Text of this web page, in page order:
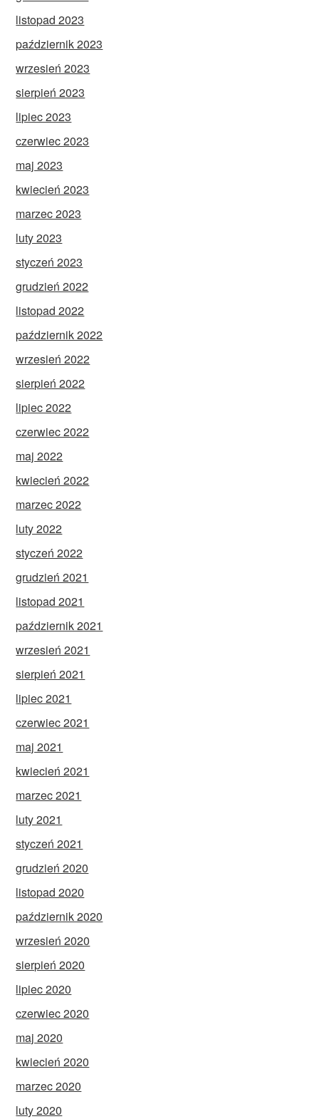
listopad 2023
październik 2023
wrzesień 2023
sierpień 2023
lipiec 2023
czerwiec 2023
maj 2023
kwiecień 2023
marzec 2023
luty 2023
styczeń 2023
grudzień 2022
listopad 2022
październik 2022
wrzesień 2022
sierpień 2022
lipiec 2022
czerwiec 2022
maj 2022
kwiecień 2022
marzec 2022
luty 2022
styczeń 2022
grudzień 2021
listopad 2021
październik 2021
wrzesień 2021
sierpień 2021
lipiec 2021
czerwiec 2021
maj 2021
kwiecień 2021
marzec 2021
luty 2021
styczeń 2021
grudzień 2020
listopad 2020
październik 2020
wrzesień 2020
sierpień 2020
lipiec 2020
czerwiec 2020
maj 2020
kwiecień 2020
marzec 2020
luty 2020